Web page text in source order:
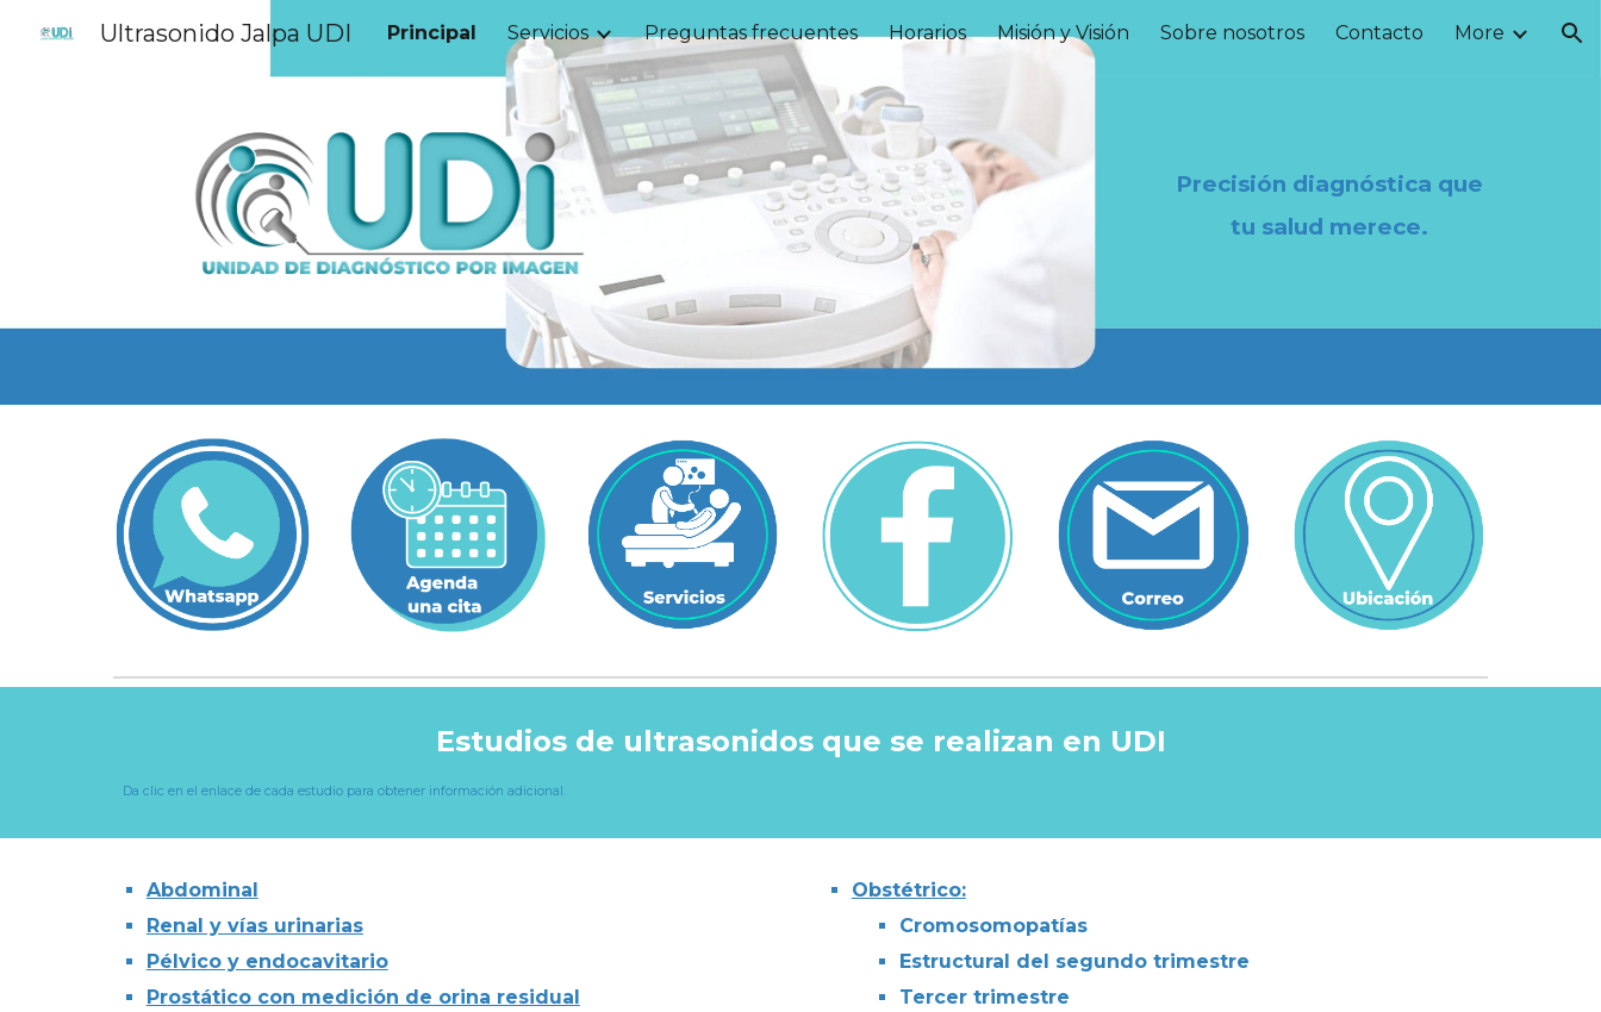
Skip to main content Skip to navigation
Ultrasonido Jalpa UDI Principal Servicios Preguntas frecuentes Horarios Misión y Visión Sobre nosotros Contacto More
Precisión diagnóstica que
tu salud merece.
Estudios de ultrasonidos que se realizan en UDI
Da clic en el enlace de cada estudio para obtener información adicional.
Abdominal
Renal y vías urinarias
Pélvico y endocavitario
Prostático con medición de orina residual
Obstétrico:
Cromosomopatías
Estructural del segundo trimestre
Tercer trimestre